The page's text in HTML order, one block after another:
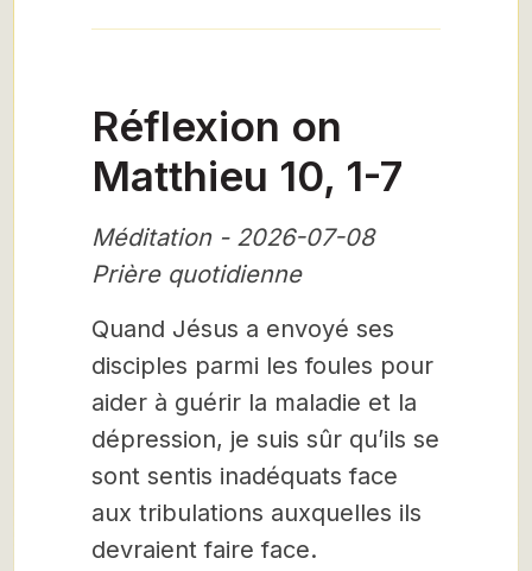
Réflexion on
Matthieu 10, 1-7
Méditation - 2026-07-08
Prière quotidienne
Quand Jésus a envoyé ses
disciples parmi les foules pour
aider à guérir la maladie et la
dépression, je suis sûr qu’ils se
sont sentis inadéquats face
aux tribulations auxquelles ils
devraient faire face.